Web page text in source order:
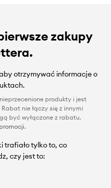
zakupy
otrzymywać informacje o
produkty i jest
nie łączy się z innymi
być wyłączone z rabatu.
.
trafiało tylko to, co
czy jest to: